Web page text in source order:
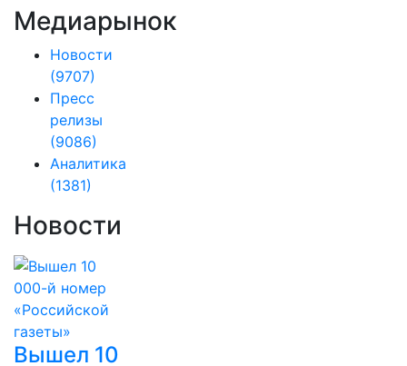
Медиарынок
Новости
(9707)
Пресс
релизы
(9086)
Аналитика
(1381)
Новости
Вышел 10